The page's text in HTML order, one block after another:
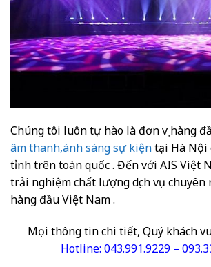
Chúng tôi luôn tự hào là đơn vị hàng
âm thanh,ánh sáng sự kiệntại Hà Nội
tỉnh trên toàn quốc . Đến với AIS Việt
trải nghiệm chất lượng dịch vụ chuyên
hàng đầu Việt Nam .
Mọi thông tin chi tiết, Quý khách
Hotline: 043.991.9229 –